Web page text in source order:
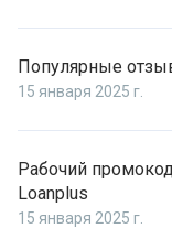
Популярные
15 января 2025 г.
Рабочий
Loanplus
15 января 2025 г.